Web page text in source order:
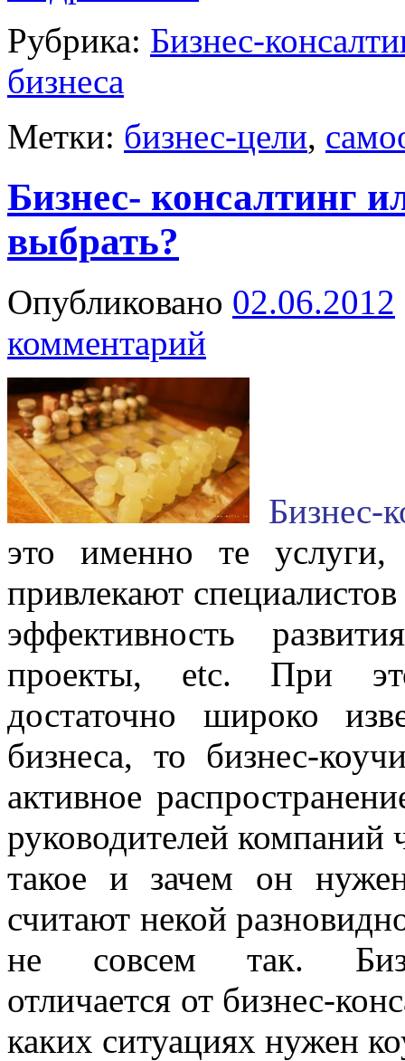
Рубрика: Бизнес-
бизнеса
Метки: бизнес-цели,
Бизнес- консалтинг
выбрать?
Опубликовано 02.06.2012
комментарий
Бизнес-
это именно те услуги,
привлекают
эффективность
проекты, etc. При
достаточно широко
бизнеса, то бизнес-
активное
руководителей компаний
такое и зачем он
считают некой
не совсем так.
отличается от бизнес-
каких ситуациях нужен